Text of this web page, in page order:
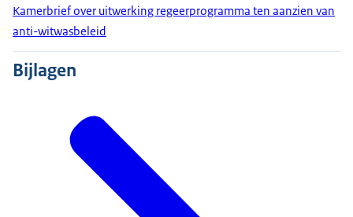
Kamerbrief over uitwerking regeerprogramma ten aanzien van
anti-witwasbeleid
Bijlagen